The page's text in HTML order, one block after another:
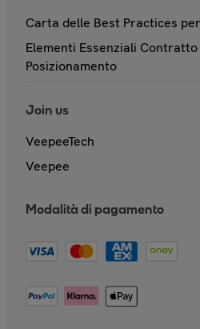
Carta delle Best Practices
Elementi Essenziali
Posizionamento
Join us
VeepeeTech
Veepee
Modalità di pagamento